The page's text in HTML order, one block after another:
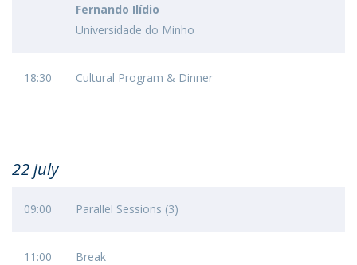
Fernando Ilídio
Universidade do Minho
18:30 Cultural Program & Dinner
22 july
09:00 Parallel Sessions (3)
11:00 Break